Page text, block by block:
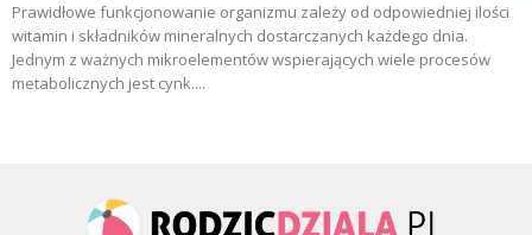
Prawidłowe funkcjonowanie organizmu zależy od odpowiedniej ilości
witamin i składników mineralnych dostarczanych każdego dnia.
Jednym z ważnych mikroelementów wspierających wiele procesów
metabolicznych jest cynk....